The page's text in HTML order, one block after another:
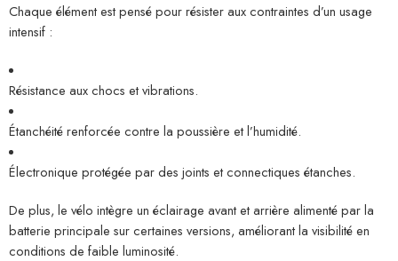
Chaque élément est pensé pour résister aux contraintes d’un usage
intensif :
Résistance aux chocs et vibrations.
Étanchéité renforcée contre la poussière et l’humidité.
Électronique protégée par des joints et connectiques étanches.
De plus, le vélo intègre un éclairage avant et arrière alimenté par la
batterie principale sur certaines versions, améliorant la visibilité en
conditions de faible luminosité.